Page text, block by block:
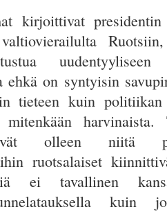
kirjoittivat presidentin
uudentyyliseen
ehkä on syntyisin
tieteen kuin
mitenkään
olleen niitä
ruotsalaiset
ei tavallinen
kuin